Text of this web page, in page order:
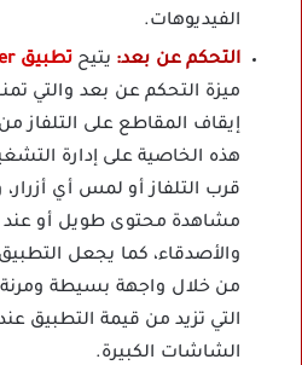
الفيديوهات.
التحكم عن بعد: يتيح تطبيق Video Caster مهكر
ميزة التحكم عن بعد والتي
إيقاف المقاطع على التلفاز
هذه الخاصية على إدارة
قرب التلفاز أو لمس أي
مشاهدة محتوى طويل أو عند
والأصدقاء، كما يجعل
من خلال واجهة بسيطة
التي تزيد من قيمة التطبيق
الشاشات الكبيرة.